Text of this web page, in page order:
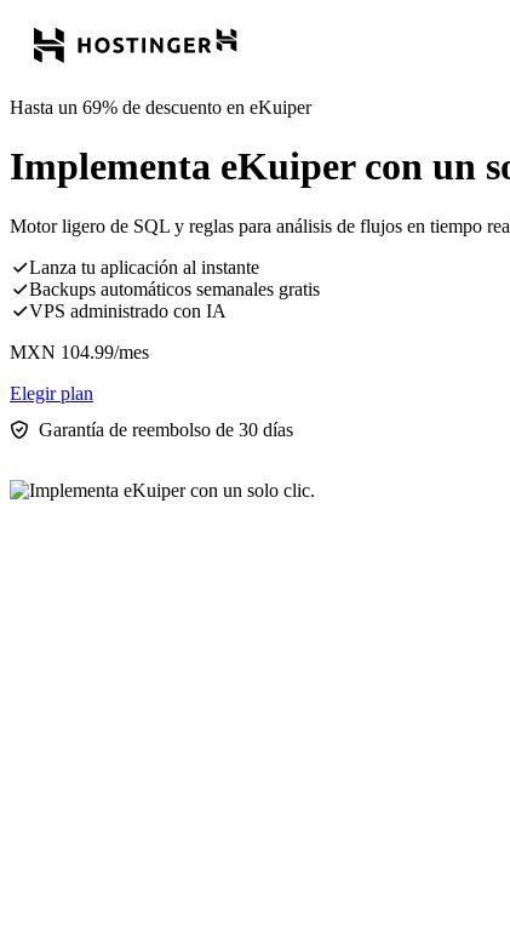
Hasta un 69% de descuento en eKuiper
Implementa eKuiper con un
Motor ligero de SQL y reglas para análisis de flujos en tiempo
Lanza tu aplicación al instante
Backups automáticos semanales gratis
VPS administrado con IA
MXN 104.99/mes
Elegir plan
Garantía de reembolso de 30 días